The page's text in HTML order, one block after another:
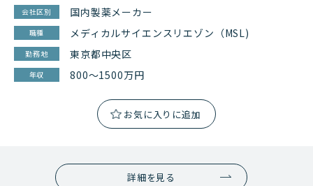
会社区別 国内製薬メーカー
職種 メディカルサイエンスリエゾン（MSL)
勤務地 東京都中央区
年収 800～1500万円
詳細を見る